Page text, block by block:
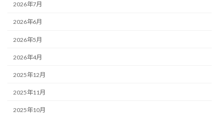
2026年7月
2026年6月
2026年5月
2026年4月
2025年12月
2025年11月
2025年10月